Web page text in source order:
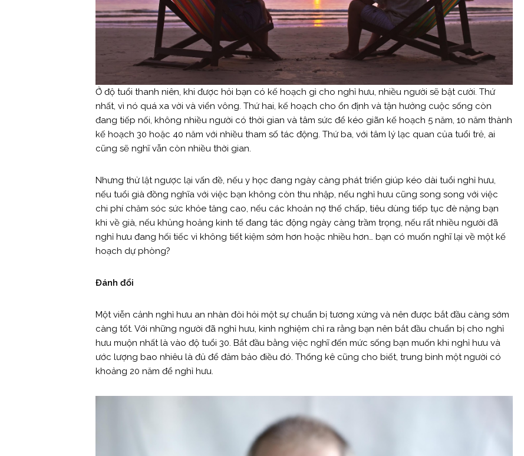
Ở độ tuổi thanh niên, khi được hỏi bạn có kế hoạch gì cho nghỉ hưu, nhiều người sẽ bật cười. Thứ
nhất, vì nó quá xa vời và viển vông. Thứ hai, kế hoạch cho ổn định và tận hưởng cuộc sống còn
đang tiếp nối, không nhiều người có thời gian và tâm sức để kéo giãn kế hoạch 5 năm, 10 năm thành
kế hoạch 30 hoặc 40 năm với nhiều tham số tác động. Thứ ba, với tâm lý lạc quan của tuổi trẻ, ai
cũng sẽ nghĩ vẫn còn nhiều thời gian.
Nhưng thử lật ngược lại vấn đề, nếu y học đang ngày càng phát triển giúp kéo dài tuổi nghỉ hưu,
nếu tuổi già đồng nghĩa với việc bạn không còn thu nhập, nếu nghỉ hưu cũng song song với việc
chi phí chăm sóc sức khỏe tăng cao, nếu các khoản nợ thế chấp, tiêu dùng tiếp tục đè nặng bạn
khi về già, nếu khủng hoảng kinh tế đang tác động ngày càng trầm trọng, nếu rất nhiều người đã
nghỉ hưu đang hối tiếc vì không tiết kiệm sớm hơn hoặc nhiều hơn… bạn có muốn nghĩ lại về một kế
hoạch dự phòng?
Đánh đổi
Một viễn cảnh nghỉ hưu an nhàn đòi hỏi một sự chuẩn bị tương xứng và nên được bắt đầu càng sớm
càng tốt. Với những người đã nghỉ hưu, kinh nghiệm chỉ ra rằng bạn nên bắt đầu chuẩn bị cho nghỉ
hưu muộn nhất là vào độ tuổi 30. Bắt đầu bằng việc nghĩ đến mức sống bạn muốn khi nghỉ hưu và
ước lượng bao nhiêu là đủ để đảm bảo điều đó. Thống kê cũng cho biết, trung bình một người có
khoảng 20 năm để nghỉ hưu.